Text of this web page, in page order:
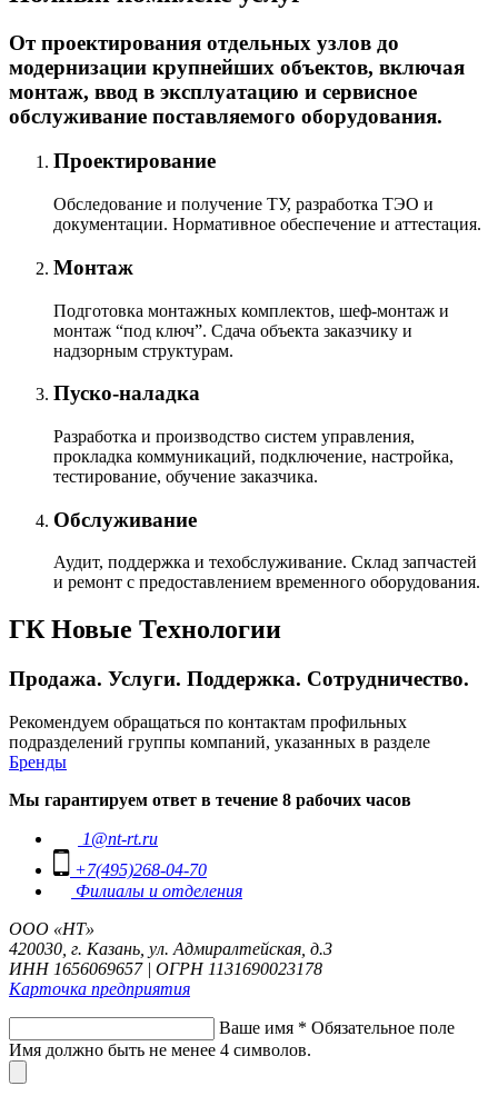
От проектирования отдельных узлов до
модернизации крупнейших объектов, включая
монтаж, ввод в эксплуатацию и сервисное
обслуживание поставляемого оборудования.
Проектирование
Обследование и получение ТУ, разработка ТЭО и
документации. Нормативное обеспечение и аттестация.
Монтаж
Подготовка монтажных комплектов, шеф-монтаж и
монтаж “под ключ”. Сдача объекта заказчику и
надзорным структурам.
Пуско-наладка
Разработка и производство систем управления,
прокладка коммуникаций, подключение, настройка,
тестирование, обучение заказчика.
Обслуживание
Аудит, поддержка и техобслуживание. Склад запчастей
и ремонт с предоставлением временного оборудования.
ГК Новые Технологии
Продажа. Услуги. Поддержка. Сотрудничество.
Рекомендуем обращаться по контактам профильных
подразделений группы компаний, указанных в разделе
Бренды
Мы гарантируем ответ в течение 8 рабочих часов
1@nt-rt.ru
+7(495)268-04-70
Филиалы и отделения
ООО «НТ»
420030, г. Казань, ул. Адмиралтейская, д.3
ИНН 1656069657 | ОГРН 1131690023178
Карточка предприятия
Ваше имя * Обязательное поле
Имя должно быть не менее 4 символов.